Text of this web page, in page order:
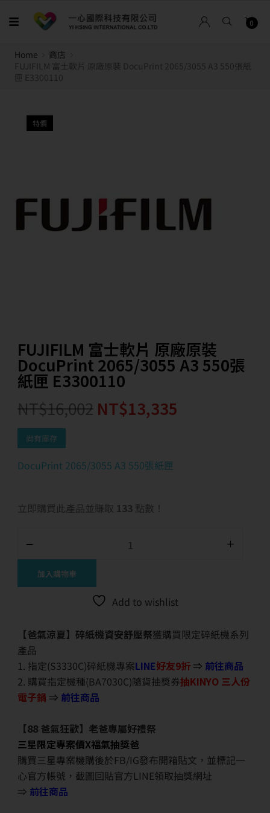
0
Home
商店
FUJIFILM 富士軟片 原廠原裝 DocuPrint 2065/3055 A3 550張紙
匣 E3300110
特價
FUJIFILM 富士軟片 原廠原裝
DocuPrint 2065/3055 A3 550張
紙匣 E3300110
NT$16,002 NT$13,335
尚有庫存
DocuPrint 2065/3055 A3 550張紙匣
立即購買此產品並賺取 133 點數！
加入購物車
Add to wishlist
【爸氣涼夏】碎紙機資安舒壓祭獲購買限定碎紙機系列
產品
1. 指定(S3330C)碎紙機專案LINE好友9折 ⇒ 前往商品
2. 購買指定機種(BA7030C)隨貨抽獎券抽KINYO 三人份
電子鍋 ⇒ 前往商品
【88 爸氣狂歡】老爸專屬好禮祭
三星限定專案價X福氣抽獎爸
購買三星專案機購後於FB/IG發布開箱貼文，並標記一
心官方帳號，截圖回貼官方LINE領取抽獎網址
⇒ 前往商品